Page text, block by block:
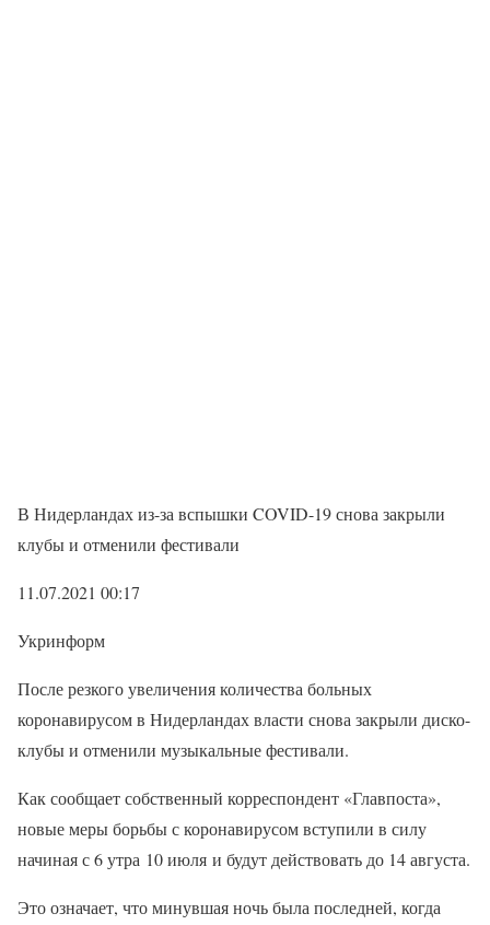
В Нидерландах из-за вспышки COVID-19 снова закрыли
клубы и отменили фестивали
11.07.2021 00:17
Укринформ
После резкого увеличения количества больных
коронавирусом в Нидерландах власти снова закрыли диско-
клубы и отменили музыкальные фестивали.
Как сообщает собственный корреспондент «Главпоста»,
новые меры борьбы с коронавирусом вступили в силу
начиная с 6 утра 10 июля и будут действовать до 14 августа.
Это означает, что минувшая ночь была последней, когда